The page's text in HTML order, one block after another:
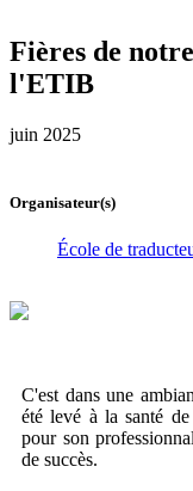
Fières de
l'ETIB
juin 2025
Organisateur(s)
École de
C'est dans une
été levé à la santé
pour son
de succès.